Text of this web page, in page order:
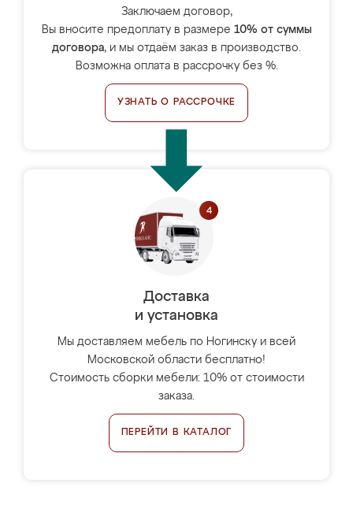
Заключаем договор,
Вы вносите предоплату в размере 10% от суммы
договора, и мы отдаём заказ в производство.
Возможна оплата в рассрочку без %.
УЗНАТЬ О РАССРОЧКЕ
Доставка
и установка
Мы доставляем мебель по Ногинску и всей
Московской области бесплатно!
Стоимость сборки мебели: 10% от стоимости
заказа.
ПЕРЕЙТИ В КАТАЛОГ